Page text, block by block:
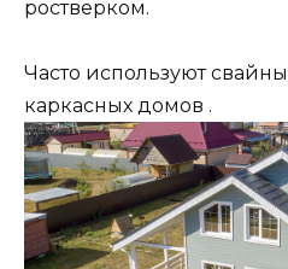
ростверком.
Часто используют
каркасных домов .